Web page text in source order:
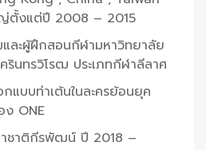
ญ่ตั้งแต่ปี 2008 – 2015
และผู้ฝึกสอนกีฬามหาวิทยาลัย
รินทรวิโรฒ ประเภทกีฬาลีลาศ
แบบท่าเต้นในละครย้อนยุค
ง ONE
าชาติกีรพัฒน์ ปี 2018 –